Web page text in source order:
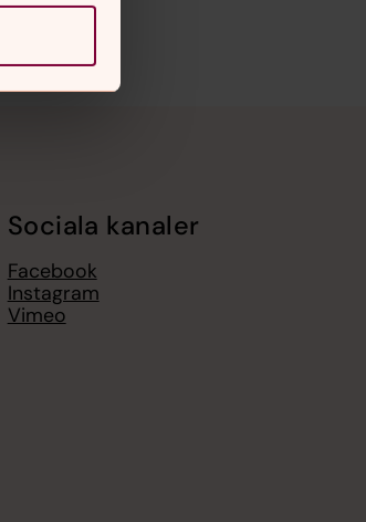
Sociala kanaler
Facebook
Instagram
Vimeo